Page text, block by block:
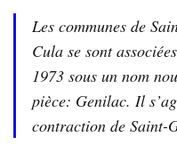
Les communes de
Cula se sont
1973 sous un nom
pièce: Genilac. Il
contraction de Saint-